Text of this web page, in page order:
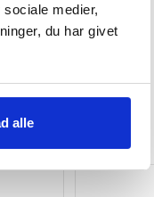
medier,
du har givet
alle